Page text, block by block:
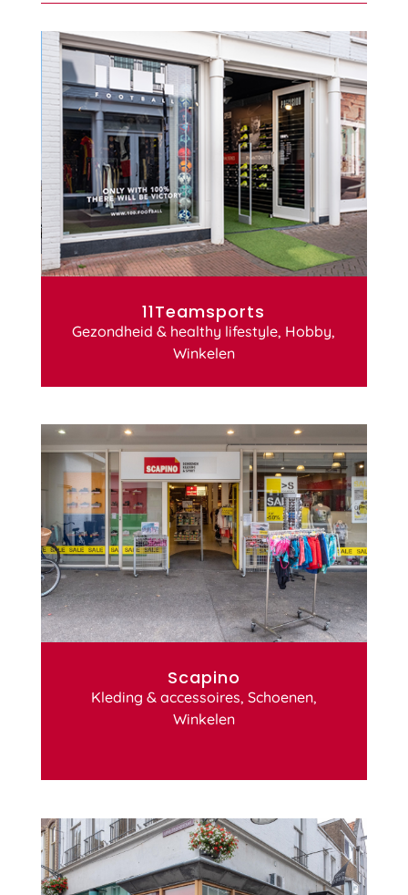
11Teamsports
Gezondheid & healthy lifestyle, Hobby,
Winkelen
Scapino
Kleding & accessoires, Schoenen,
Winkelen